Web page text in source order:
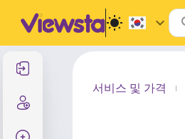
서비스 및 가격